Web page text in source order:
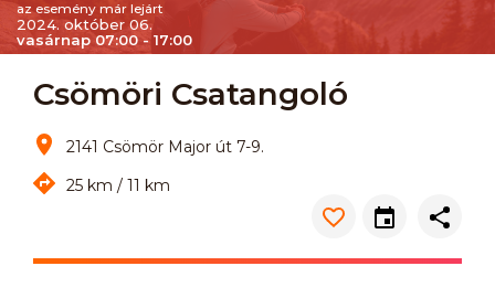
az esemény már lejárt
2024. október 06.
vasárnap 07:00 - 17:00
Csömöri Csatangoló
2141 Csömör Major út 7-9.
25 km / 11 km